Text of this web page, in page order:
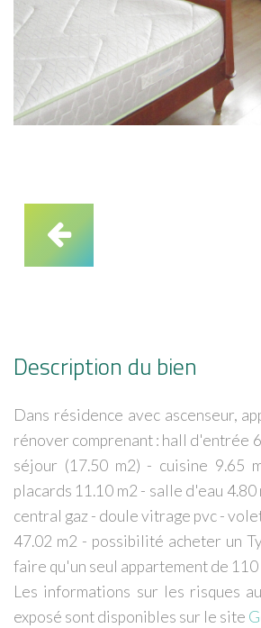
Description du bien
Dans résidence avec ascenseur,
rénover comprenant : hall d'entrée
séjour (17.50 m2) - cuisine 9.65
placards 11.10 m2 - salle d'eau 4.80
central gaz - doule vitrage pvc -
47.02 m2 - possibilité acheter un
faire qu'un seul appartement de
Les informations sur les risques
exposé sont disponibles sur le site